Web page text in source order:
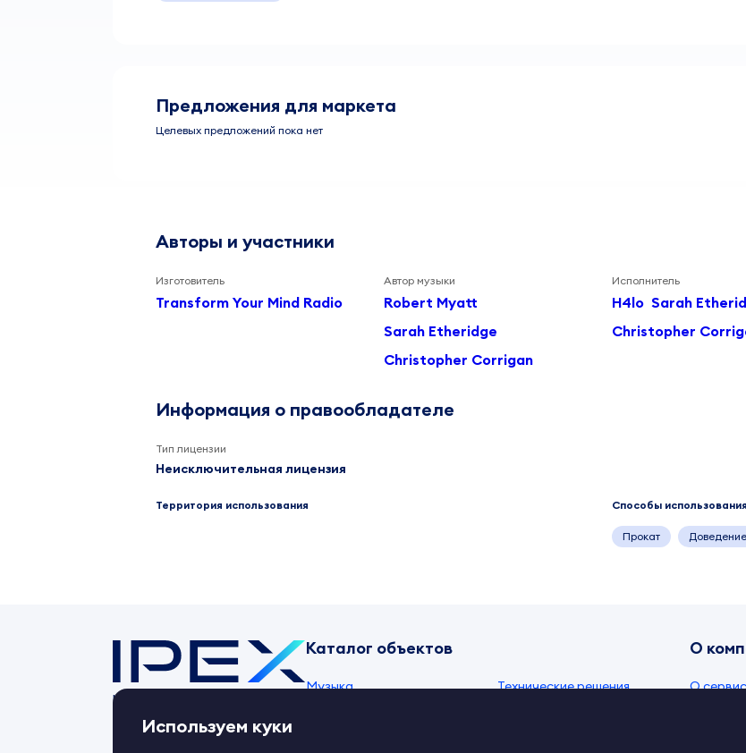
Предложения для маркета
Целевых предложений пока нет
Авторы и участники
Изготовитель
Transform Your Mind Radio
Автор музыки
Robert Myatt
Sarah Etheridge
Christopher Corrigan
Исполнитель
H4lo Sarah
Christopher
Информация о правообладателе
Тип лицензии
Неисключительная лицензия
Территория использования Способы использования
Прокат
Контент-маркет
Каталог объектов
Музыка Технические решения
О
О
Используем куки